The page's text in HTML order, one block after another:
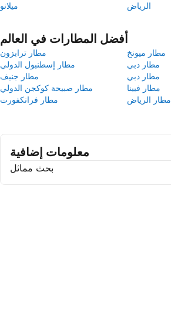
ميلانو
الرياض
أفضل المطارات في العالم
مطار ترابزون
مطار ميونخ
مطار إسطنبول الدولي
مطار دبي
مطار جنيف
مطار دبي
مطار صبيحة كوكجن الدولي
مطار فيينا
مطار فرانكفورت
مطار الرياض
معلومات إضافية
بحث مماثل